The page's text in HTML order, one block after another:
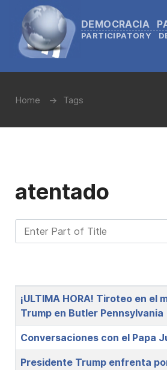
DEMOCRACIA
PARTICIPATORY
Home Tags
atentado
Enter Part of Title
Title
¡ULTIMA HORA! Tiroteo en el
Trump en Butler Pennsylvania
Conversaciones con el Papa
Presidente Trump enfrenta